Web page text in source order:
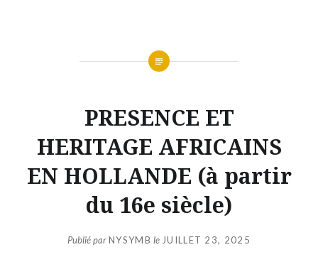
PRESENCE ET
HERITAGE AFRICAINS
EN HOLLANDE (à partir
du 16e siècle)
Publié parNYSYMB le JUILLET 23, 2025